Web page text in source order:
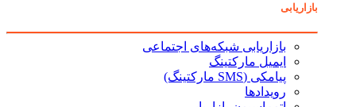
بازاریابی
بازاریابی شبکه‌های اجتماعی
ایمیل مارکتینگ
پیامکی (SMS مارکتینگ)
رویدادها